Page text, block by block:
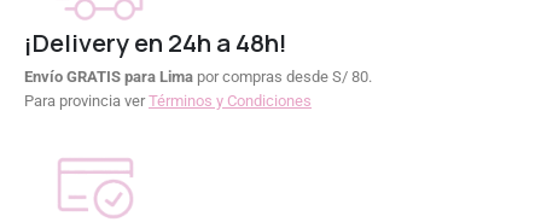
¡Delivery en 24h a 48h!
Envío GRATIS para Lima por compras desde S/ 80.
Para provincia verTérminos y Condiciones